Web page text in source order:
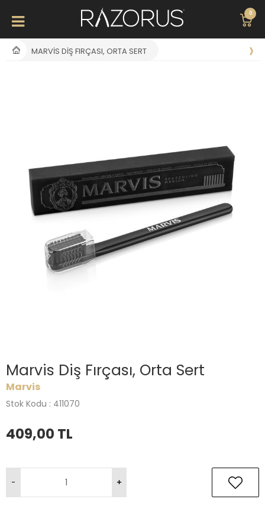
0
MARVIS DIŞ FIRÇASI, ORTA SERT
Marvis Diş Fırçası, Orta Sert
Marvis
Stok Kodu : 411070
409,00 TL